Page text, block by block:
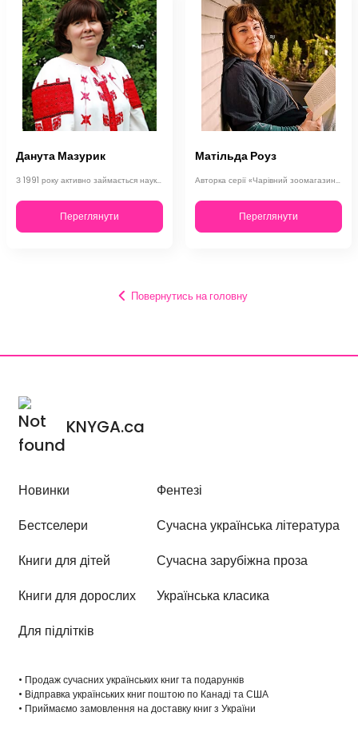
Данута Мазурик
З 1991 року активно займається науково-педагогічною діяльністю. Закінчила Львів…
Переглянути
Матільда Роуз
Авторка серії «Чарівний зоомагазин» — «Мопоріг», «Ла-Ла-Лама» та інших веселих …
Переглянути
Повернутись на головну
KNYGA.ca
Новинки
Бестселери
Книги для дітей
Книги для дорослих
Для підлітків
Фентезі
Сучасна українська література
Сучасна зарубіжна проза
Українська класика
• Продаж сучасних українських книг та подарунків
• Відправка українських книг поштою по Канаді та США
• Приймаємо замовлення на доставку книг з України